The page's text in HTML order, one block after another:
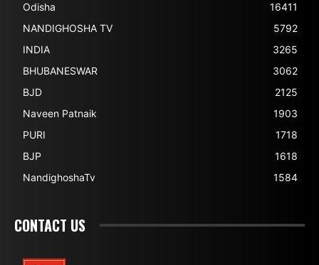
Odisha
16411
NANDIGHOSHA TV
5792
INDIA
3265
BHUBANESWAR
3062
BJD
2125
Naveen Patnaik
1903
PURI
1718
BJP
1618
NandighoshaTv
1584
CONTACT US